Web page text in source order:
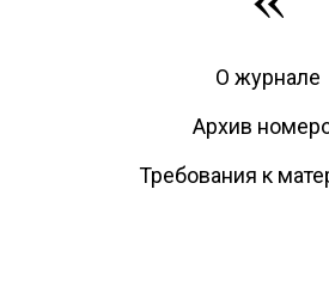
О журнале
Архив
Требования к